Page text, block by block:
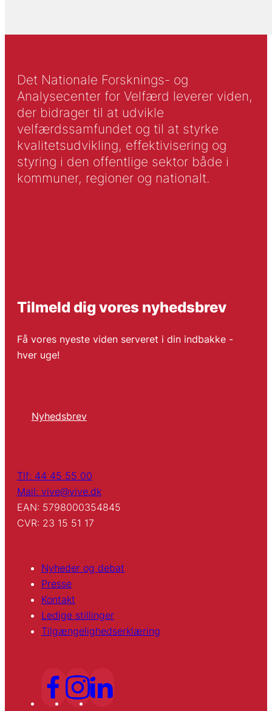
Det Nationale Forsknings- og
Analysecenter for Velfærd leverer viden,
der bidrager til at udvikle
velfærdssamfundet og til at styrke
kvalitetsudvikling, effektivisering og
styring i den offentlige sektor både i
kommuner, regioner og nationalt.
Tilmeld dig vores nyhedsbrev
Få vores nyeste viden serveret i din indbakke -
hver uge!
Nyhedsbrev
Tlf: 44 45 55 00
Mail: vive@vive.dk
EAN: 5798000354845
CVR: 23 15 51 17
Nyheder og debat
Presse
Kontakt
Ledige stillinger
Tilgængelighedserklæring